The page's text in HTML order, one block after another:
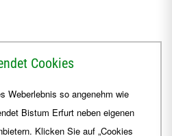
Cookies
Weberlebnis so angenehm wie
Bistum Erfurt neben eigenen
Klicken Sie auf „Cookies